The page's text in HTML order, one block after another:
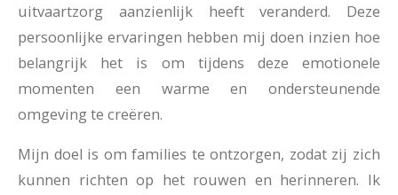
uitvaartzorg aanzienlijk heeft veranderd. Deze
persoonlijke ervaringen hebben mij doen inzien hoe
belangrijk het is om tijdens deze emotionele
momenten een warme en ondersteunende
omgeving te creëren.
Mijn doel is om families te ontzorgen, zodat zij zich
kunnen richten op het rouwen en herinneren. Ik